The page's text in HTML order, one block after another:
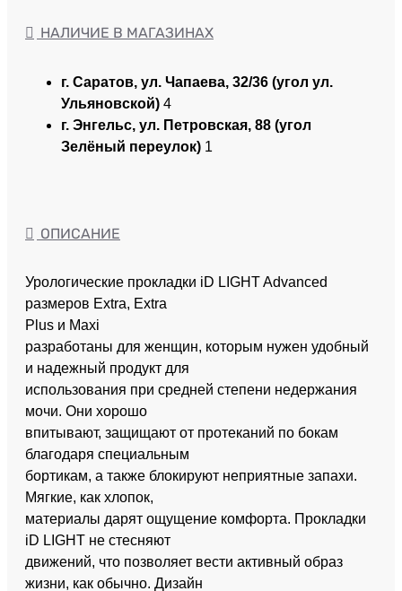
НАЛИЧИЕ В МАГАЗИНАХ
г. Саратов, ул. Чапаева, 32/36 (угол ул.
Ульяновской) 4
г. Энгельс, ул. Петровская, 88 (угол
Зелёный переулок) 1
ОПИСАНИЕ
Урологические прокладки iD LIGHT Advanced
размеров Extra, Extra
Plus и Maxi
разработаны для женщин, которым нужен удобный
и надежный продукт для
использования при средней степени недержания
мочи. Они хорошо
впитывают, защищают от протеканий по бокам
благодаря специальным
бортикам, а также блокируют неприятные запахи.
Мягкие, как хлопок,
материалы дарят ощущение комфорта. Прокладки
iD LIGHT не стесняют
движений, что позволяет вести активный образ
жизни, как обычно. Дизайн